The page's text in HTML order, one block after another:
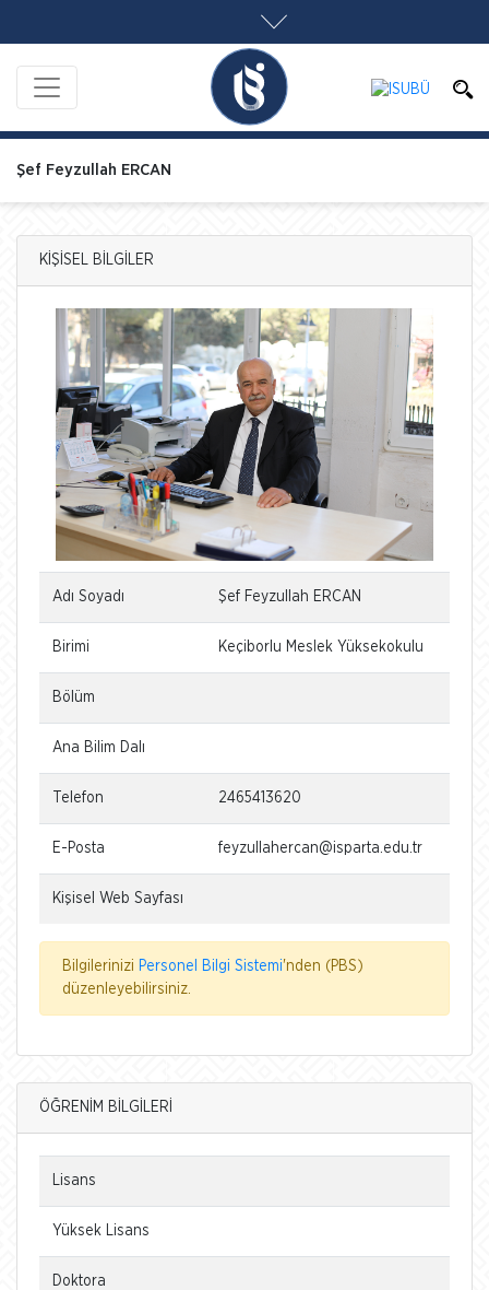
Şef Feyzullah ERCAN
KİŞİSEL BİLGİLER
Adı Soyadı Şef Feyzullah ERCAN
Birimi Keçiborlu Meslek Yüksekokulu
Bölüm
Ana Bilim Dalı
Telefon 2465413620
E-Posta feyzullahercan@isparta.edu.tr
Kişisel Web Sayfası
Bilgilerinizi Personel Bilgi Sistemi'nden (PBS)
düzenleyebilirsiniz.
ÖĞRENİM BİLGİLERİ
Lisans
Yüksek Lisans
Doktora